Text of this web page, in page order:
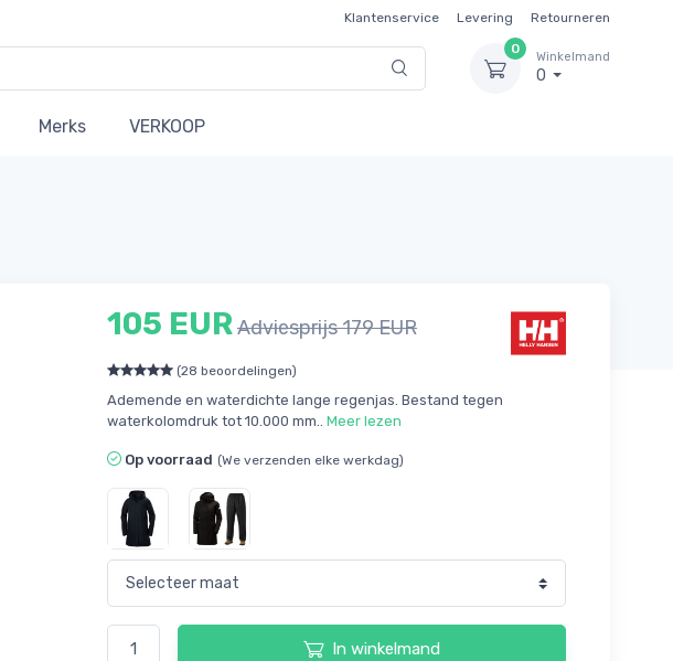
Klantenservice Levering
Retourneren
0
Winkelmand
0
Merks VERKOOP
105 EURAdviesprijs 179 EUR
(28 beoordelingen)
Ademende en waterdichte lange regenjas. Bestand tegen
waterkolomdruk tot 10.000 mm.. Meer lezen
Op voorraad (We verzenden elke werkdag)
In winkelmand